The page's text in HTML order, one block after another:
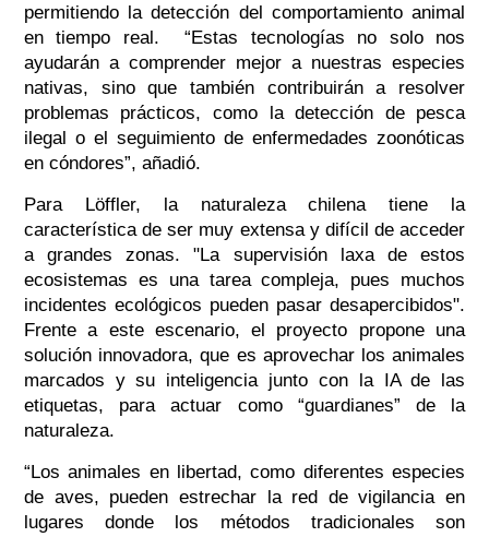
permitiendo la detección del comportamiento animal
en tiempo real. “Estas tecnologías no solo nos
ayudarán a comprender mejor a nuestras especies
nativas, sino que también contribuirán a resolver
problemas prácticos, como la detección de pesca
ilegal o el seguimiento de enfermedades zoonóticas
en cóndores”, añadió.
Para Löffler, la naturaleza chilena tiene la
característica de ser muy extensa y difícil de acceder
a grandes zonas. "La supervisión laxa de estos
ecosistemas es una tarea compleja, pues muchos
incidentes ecológicos pueden pasar desapercibidos".
Frente a este escenario, el proyecto propone una
solución innovadora, que es aprovechar los animales
marcados y su inteligencia junto con la IA de las
etiquetas, para actuar como “guardianes” de la
naturaleza.
“Los animales en libertad, como diferentes especies
de aves, pueden estrechar la red de vigilancia en
lugares donde los métodos tradicionales son